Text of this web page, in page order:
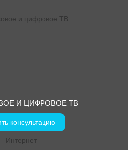
И ЦИФРОВОЕ ТВ
консультацию